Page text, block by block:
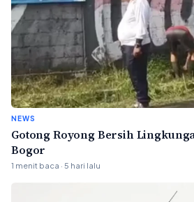
NEWS
Gotong Royong Bersih
Bogor
1 menit baca · 5 hari lalu